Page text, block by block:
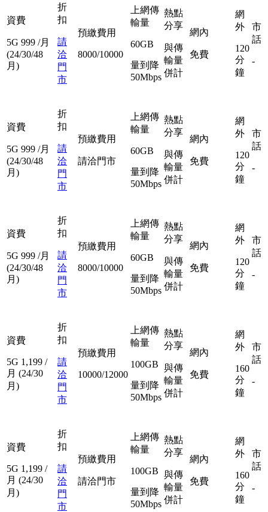
資費
5G 999 /月
(24/30/48
月)
折
扣
請
洽
門
市
預繳費用
8000/10000
上網傳
輸量
60GB
量到降
50Mbps
熱點
分享
與傳
輸量
併計
網內
免費
網
外
120
分
鐘
市
話
-
資費
5G 999 /月
(24/30/48
月)
折
扣
請
洽
門
市
預繳費用
請洽門市
上網傳
輸量
60GB
量到降
50Mbps
熱點
分享
與傳
輸量
併計
網內
免費
網
外
120
分
鐘
市
話
-
資費
5G 999 /月
(24/30/48
月)
折
扣
請
洽
門
市
預繳費用
8000/10000
上網傳
輸量
60GB
量到降
50Mbps
熱點
分享
與傳
輸量
併計
網內
免費
網
外
120
分
鐘
市
話
-
資費
5G 1,199 /
月 (24/30
月)
折
扣
請
洽
門
市
預繳費用
10000/12000
上網傳
輸量
100GB
量到降
50Mbps
熱點
分享
與傳
輸量
併計
網內
免費
網
外
160
分
鐘
市
話
-
資費
5G 1,199 /
月 (24/30
月)
折
扣
請
洽
門
市
預繳費用
請洽門市
上網傳
輸量
100GB
量到降
50Mbps
熱點
分享
與傳
輸量
併計
網內
免費
網
外
160
分
鐘
市
話
-